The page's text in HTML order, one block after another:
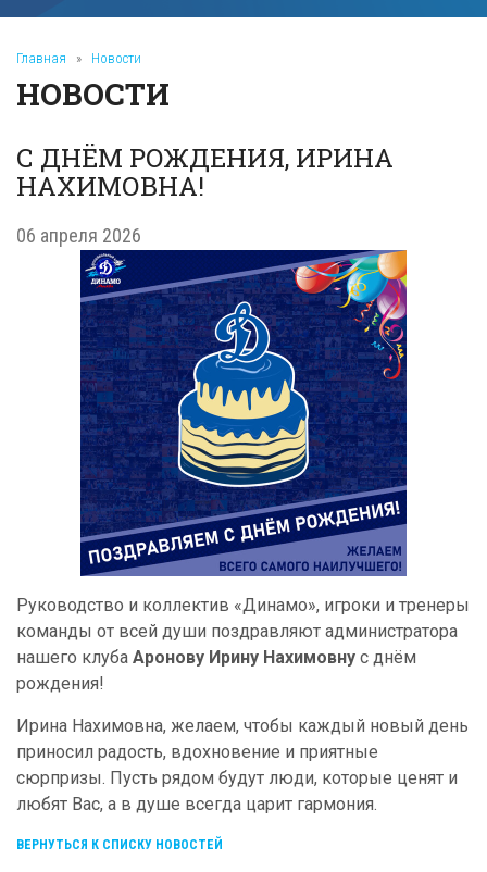
Главная » Новости
НОВОСТИ
С ДНЁМ РОЖДЕНИЯ, ИРИНА
НАХИМОВНА!
06 апреля 2026
Руководство и коллектив «Динамо», игроки и тренеры
команды от всей души поздравляют администратора
нашего клуба Аронову Ирину Нахимовну с днём
рождения!
Ирина Нахимовна, желаем, чтобы каждый новый день
приносил радость, вдохновение и приятные
сюрпризы. Пусть рядом будут люди, которые ценят и
любят Вас, а в душе всегда царит гармония.
ВЕРНУТЬСЯ К СПИСКУ НОВОСТЕЙ